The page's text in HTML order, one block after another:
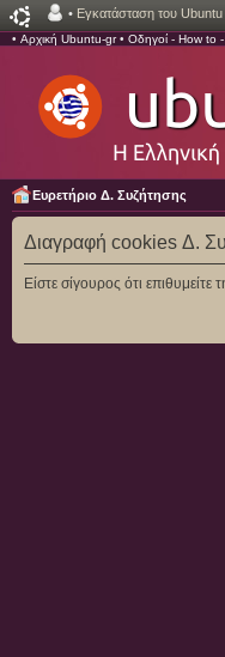
• Εγκατάσταση του Ubuntu
• Αρχική Ubuntu-gr• Οδηγοί - How to
Ευρετήριο Δ. Συζήτησης
Διαγραφή cookies Δ.
Είστε σίγουρος ότι